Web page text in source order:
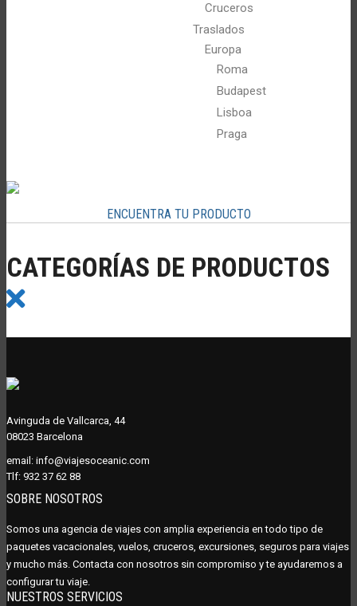
Cruceros
Traslados
Europa
Roma
Budapest
Lisboa
Praga
ENCUENTRA TU PRODUCTO
CATEGORÍAS DE PRODUCTOS
Avinguda de Vallcarca, 44
08023 Barcelona
email: info@viajesoceanic.com
Tlf: 932 37 62 88
SOBRE NOSOTROS
Somos una agencia de viajes con amplia experiencia en todo tipo de
paquetes vacacionales, vuelos, cruceros, excursiones, seguros para viajes
y mucho más. Contacta con nosotros sin compromiso y te ayudaremos a
configurar tu viaje.
NUESTROS SERVICIOS